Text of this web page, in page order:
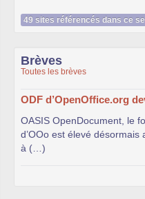
49 sites référencés dans ce
Brèves
Toutes les brèves
ODF d’OpenOffice.org
OASIS OpenDocument, le
d’OOo est élevé désormais
à (…)